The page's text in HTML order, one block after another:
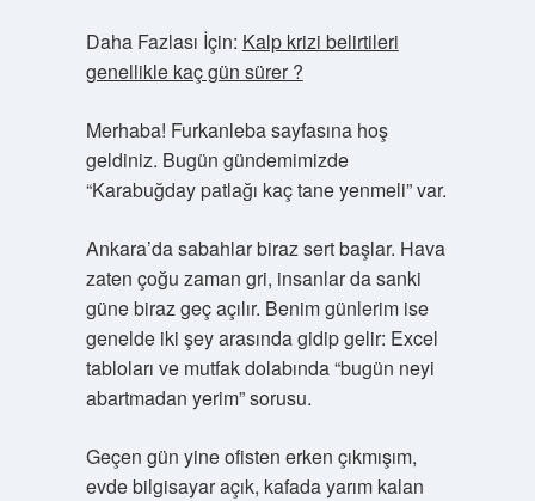
Daha Fazlası İçin: Kalp krizi belirtileri
genellikle kaç gün sürer ?
Merhaba! Furkanleba sayfasına hoş
geldiniz. Bugün gündemimizde
“Karabuğday patlağı kaç tane yenmeli” var.
Ankara’da sabahlar biraz sert başlar. Hava
zaten çoğu zaman gri, insanlar da sanki
güne biraz geç açılır. Benim günlerim ise
genelde iki şey arasında gidip gelir: Excel
tabloları ve mutfak dolabında “bugün neyi
abartmadan yerim” sorusu.
Geçen gün yine ofisten erken çıkmışım,
evde bilgisayar açık, kafada yarım kalan